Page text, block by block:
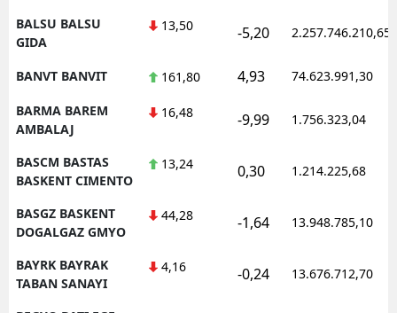
BALSU BALSU
GIDA
13,50 -5,20 2.257.746.210,65
BANVT BANVIT 161,80 4,93 74.623.991,30
BARMA BAREM
AMBALAJ
16,48 -9,99 1.756.323,04
BASCM BASTAS
BASKENT CIMENTO
13,24 0,30 1.214.225,68
BASGZ BASKENT
DOGALGAZ GMYO
44,28 -1,64 13.948.785,10
BAYRK BAYRAK
TABAN SANAYI
4,16 -0,24 13.676.712,70